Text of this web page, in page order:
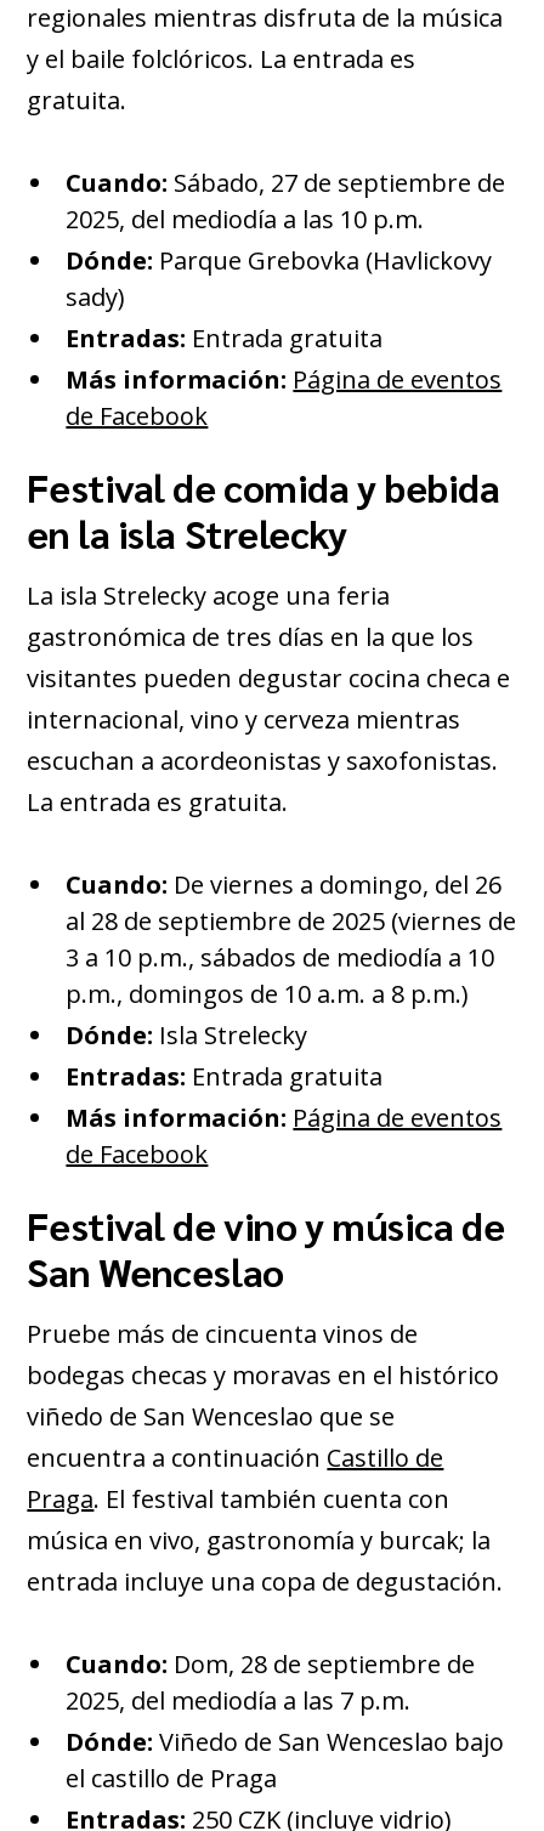
regionales mientras disfruta de la música
y el baile folclóricos. La entrada es
gratuita.
Cuando: Sábado, 27 de septiembre de
2025, del mediodía a las 10 p.m.
Dónde: Parque Grebovka (Havlickovy
sady)
Entradas: Entrada gratuita
Más información: Página de eventos
de Facebook
Festival de comida y bebida
en la isla Strelecky
La isla Strelecky acoge una feria
gastronómica de tres días en la que los
visitantes pueden degustar cocina checa e
internacional, vino y cerveza mientras
escuchan a acordeonistas y saxofonistas.
La entrada es gratuita.
Cuando: De viernes a domingo, del 26
al 28 de septiembre de 2025 (viernes de
3 a 10 p.m., sábados de mediodía a 10
p.m., domingos de 10 a.m. a 8 p.m.)
Dónde: Isla Strelecky
Entradas: Entrada gratuita
Más información: Página de eventos
de Facebook
Festival de vino y música de
San Wenceslao
Pruebe más de cincuenta vinos de
bodegas checas y moravas en el histórico
viñedo de San Wenceslao que se
encuentra a continuación Castillo de
Praga. El festival también cuenta con
música en vivo, gastronomía y burcak; la
entrada incluye una copa de degustación.
Cuando: Dom, 28 de septiembre de
2025, del mediodía a las 7 p.m.
Dónde: Viñedo de San Wenceslao bajo
el castillo de Praga
Entradas: 250 CZK (incluye vidrio)